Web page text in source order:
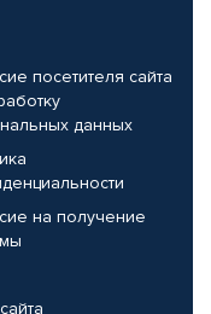
посетителя сайта
данных
на получение